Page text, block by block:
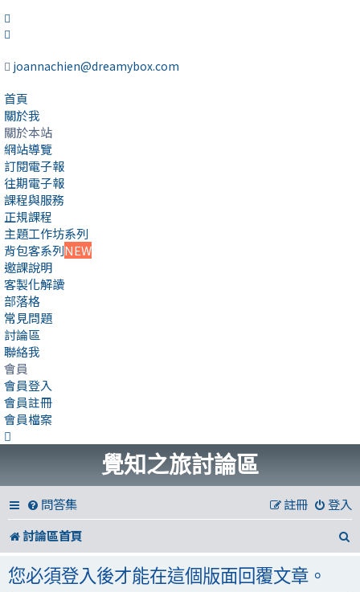
joannachien@dreamybox.com
首頁
關於我
關於本站
網站導覽
訂閱電子報
往期電子報
課程與服務
正規課程
主題工作坊系列
背包客系列NEW
邀課說明
客製化解讀
部落格
常見問題
討論區
聯絡我
會員
會員登入
會員註冊
會員檔案
覺知之旅討論區
問答集 登入
註冊
討論區首頁
您必須登入後才能在這個版面回覆文章。